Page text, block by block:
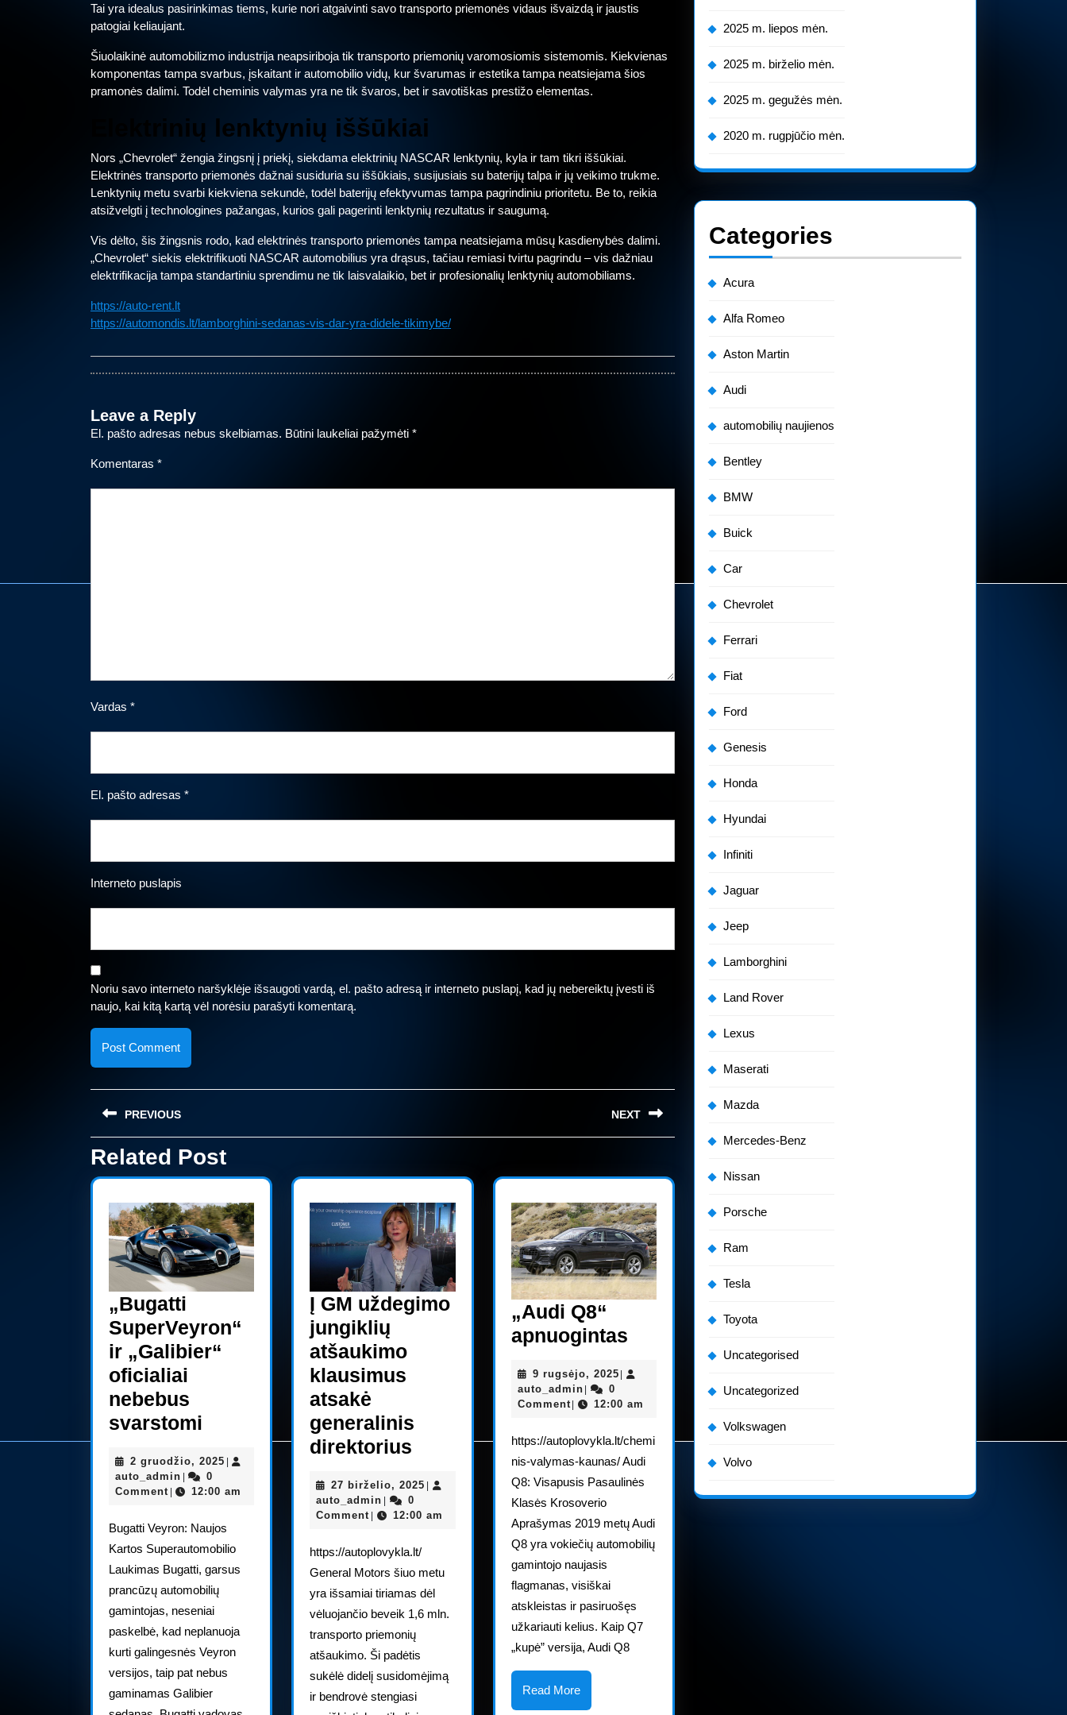
Tai yra idealus pasirinkimas tiems, kurie nori atgaivinti savo transporto priemonės vidaus išvaizdą ir jaustis
patogiai keliaujant.
Šiuolaikinė automobilizmo industrija neapsiriboja tik transporto priemonių varomosiomis sistemomis. Kiekvienas
komponentas tampa svarbus, įskaitant ir automobilio vidų, kur švarumas ir estetika tampa neatsiejama šios
pramonės dalimi. Todėl cheminis valymas yra ne tik švaros, bet ir savotiškas prestižo elementas.
Elektrinių lenktynių iššūkiai
Nors „Chevrolet“ žengia žingsnį į priekį, siekdama elektrinių NASCAR lenktynių, kyla ir tam tikri iššūkiai.
Elektrinės transporto priemonės dažnai susiduria su iššūkiais, susijusiais su baterijų talpa ir jų veikimo trukme.
Lenktynių metu svarbi kiekviena sekundė, todėl baterijų efektyvumas tampa pagrindiniu prioritetu. Be to, reikia
atsižvelgti į technologines pažangas, kurios gali pagerinti lenktynių rezultatus ir saugumą.
Vis dėlto, šis žingsnis rodo, kad elektrinės transporto priemonės tampa neatsiejama mūsų kasdienybės dalimi.
„Chevrolet“ siekis elektrifikuoti NASCAR automobilius yra drąsus, tačiau remiasi tvirtu pagrindu – vis dažniau
elektrifikacija tampa standartiniu sprendimu ne tik laisvalaikio, bet ir profesionalių lenktynių automobiliams.
https://auto-rent.lt
https://automondis.lt/lamborghini-sedanas-vis-dar-yra-didele-tikimybe/
Leave a Reply
El. pašto adresas nebus skelbiamas. Būtini laukeliai pažymėti *
Komentaras *
Vardas *
El. pašto adresas *
Interneto puslapis
Noriu savo interneto naršyklėje išsaugoti vardą, el. pašto adresą ir interneto puslapį, kad jų nebereiktų įvesti iš
naujo, kai kitą kartą vėl norėsiu parašyti komentarą.
Navigacija
tarp
įrašų
PREVIOUS
Previous
post:
NEXT
post:
Related Post
„Bugatti
SuperVeyron“
ir „Galibier“
oficialiai
nebebus
svarstomi
SuperVeyron“
ir
„Galibier“
nebebus
svarstomi
2 gruodžio, 2025 2
2025
auto_admin auto_admin
0
Comment
12:00 am
Bugatti Veyron: Naujos
Kartos Superautomobilio
Laukimas Bugatti, garsus
prancūzų automobilių
gamintojas, neseniai
paskelbė, kad neplanuoja
kurti galingesnės Veyron
versijos, taip pat nebus
gaminamas Galibier
Į GM uždegimo
jungiklių
atšaukimo
klausimus
atsakė
generalinis
direktorius
uždegimo
jungiklių
klausimus
atsakė
generalinis
direktorius
27 birželio, 2025 27
2025
auto_admin auto_admin
0
Comment
12:00 am
https://autoplovykla.lt/
General Motors šiuo metu
yra išsamiai tiriamas dėl
vėluojančio beveik 1,6 mln.
transporto priemonių
atšaukimo. Ši padėtis
sukėlė didelį susidomėjimą
ir bendrovė stengiasi
„Audi Q8“
apnuogintas„Audi
apnuogintas
9 rugsėjo, 20259
2025
auto_adminauto_admin
0
Comment
12:00 am
https://autoplovykla.lt/chemi
nis-valymas-kaunas/ Audi
Q8: Visapusis Pasaulinės
Klasės Krosoverio
Aprašymas 2019 metų Audi
Q8 yra vokiečių automobilių
gamintojo naujasis
flagmanas, visiškai
atskleistas ir pasiruošęs
užkariauti kelius. Kaip Q7
„kupė” versija, Audi Q8
Read MoreRead
More
2025 m. liepos mėn.
2025 m. birželio mėn.
2025 m. gegužės mėn.
2020 m. rugpjūčio mėn.
Categories
Acura
Alfa Romeo
Aston Martin
Audi
automobilių naujienos
Bentley
BMW
Buick
Car
Chevrolet
Ferrari
Fiat
Ford
Genesis
Honda
Hyundai
Infiniti
Jaguar
Jeep
Lamborghini
Land Rover
Lexus
Maserati
Mazda
Mercedes-Benz
Nissan
Porsche
Ram
Tesla
Toyota
Uncategorised
Uncategorized
Volkswagen
Volvo